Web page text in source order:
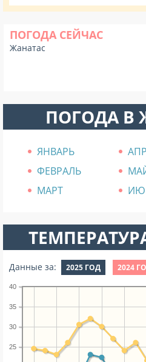
ПОГОДА СЕЙЧАС
Жанатас
ПОГОДА В
ЯНВАРЬ
ФЕВРАЛЬ
МАРТ
Данные за: 2025 ГОД 2024
25
30
35
40